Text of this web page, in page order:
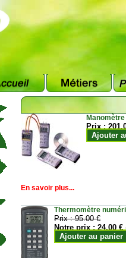
Prix :
Ajouter
En savoir plus...
Thermomètre
Prix :95.00 €
Notre prix :24.00 €
Ajouter au panier